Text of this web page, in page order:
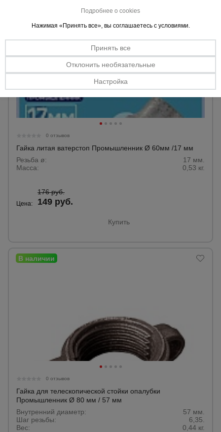
0 отзывов
Гайка литая ватерстоп Промышленник Ø 60мм /17 мм
Резьба ø:
17 мм.
Масса:
0,53 кг.
Цена:
176 руб.
149 руб.
Купить
0 отзывов
Гайка для телескопической стойки опалубки
Промышленник Ø 80 мм / 57 мм
Внутренний диаметр:
57 мм.
Шаг резьбы:
6,35.
Вес:
0,44 кг.
Подробнее о cookies
Нажимая «Принять все», вы соглашаетесь с условиями.
Принять все
Отклонить необязательные
Настройка